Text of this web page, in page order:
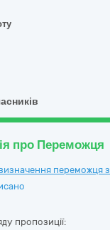
про Переможця
переможця
пропозиції: